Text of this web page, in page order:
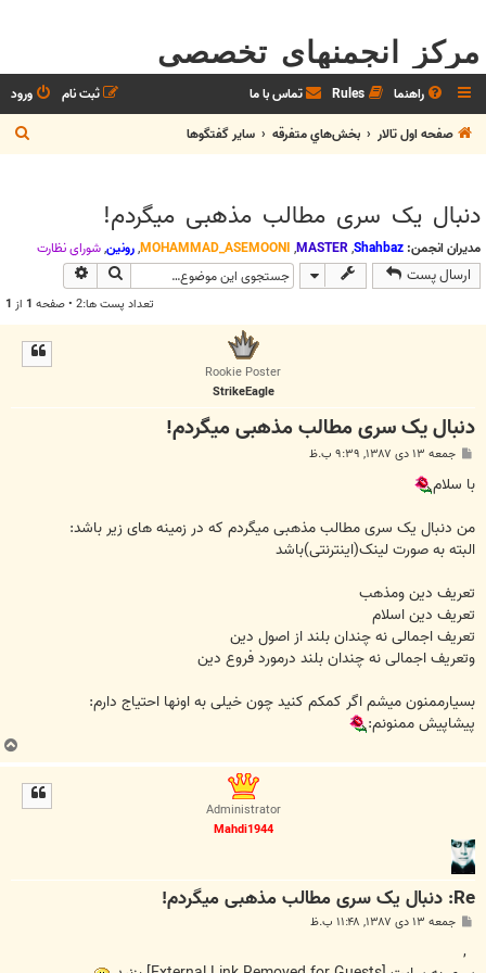
مرکز انجمنهای تخصصی
راهنما Rules تماس با ما ورود
ثبت نام
صفحه اول تالار
بخش‌‌هاي متفرقه ساير گفتگوها
س
دنبال یک سری مطالب مذهبی میگردم!
مدیران انجمن: Shahbaz
,
MASTER
,
MOHAMMAD_ASEMOONI
,رونین,شوراي نظارت
ارسال پست جستجو
تعداد پست ها:2 • صفحه 1 از 1
Rookie Poster
StrikeEagle
دنبال یک سری مطالب مذهبی میگردم!
ت
جمعه ۱۳ دی ۱۳۸۷, ۹:۳۹ ب.ظ
با سلام
من دنبال یک سری مطالب مذهبی میگردم که در زمینه های زیر باشد:
البته به صورت لینک(اینترنتی)باشد
تعریف دین ومذهب
تعریف دین اسلام
تعریف اجمالی نه چندان بلند از اصول دین
وتعریف اجمالی نه چندان بلند درمورد فروع دین
بسیارممنون میشم اگر کمکم کنید چون خیلی به اونها احتیاج دارم:
پیشاپیش ممنونم:
Administrator
Mahdi1944
Re: دنبال یک سری مطالب مذهبی میگردم!
جمعه ۱۳ دی ۱۳۸۷, ۱۱:۴۸ ب.ظ
,